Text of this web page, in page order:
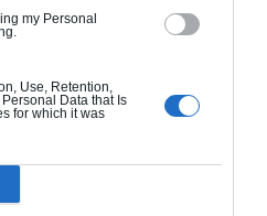
my Personal
Use, Retention,
Data that Is
for which it was